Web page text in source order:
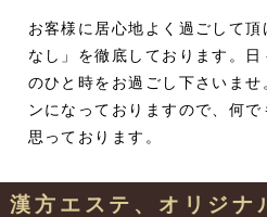
お客様に居心地よく過ごして
なし」を徹底しております。
のひと時をお過ごし下さいま
ンになっておりますので、何
思っております。
漢方エステ、オリジナ